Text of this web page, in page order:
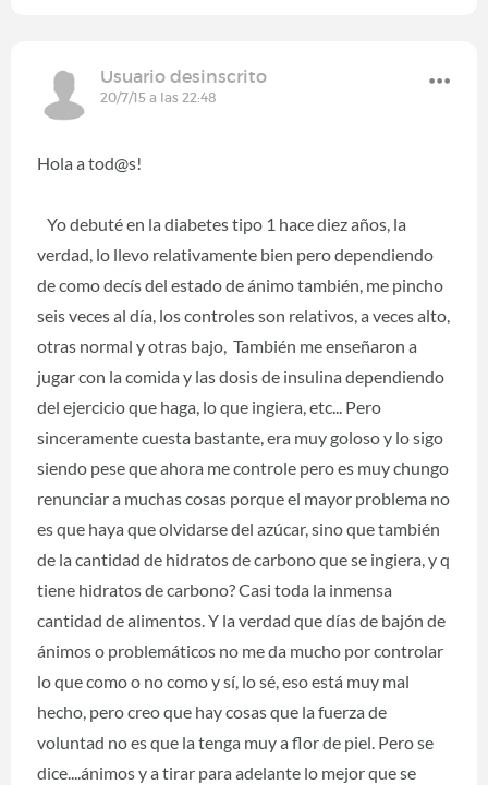
Usuario desinscrito
20/7/15 a las 22:48
Hola a tod@s!
Yo debuté en la diabetes tipo 1 hace diez años, la
verdad, lo llevo relativamente bien pero dependiendo
de como decís del estado de ánimo también, me pincho
seis veces al día, los controles son relativos, a veces alto,
otras normal y otras bajo, También me enseñaron a
jugar con la comida y las dosis de insulina dependiendo
del ejercicio que haga, lo que ingiera, etc... Pero
sinceramente cuesta bastante, era muy goloso y lo sigo
siendo pese que ahora me controle pero es muy chungo
renunciar a muchas cosas porque el mayor problema no
es que haya que olvidarse del azúcar, sino que también
de la cantidad de hidratos de carbono que se ingiera, y q
tiene hidratos de carbono? Casi toda la inmensa
cantidad de alimentos. Y la verdad que días de bajón de
ánimos o problemáticos no me da mucho por controlar
lo que como o no como y sí, lo sé, eso está muy mal
hecho, pero creo que hay cosas que la fuerza de
voluntad no es que la tenga muy a flor de piel. Pero se
dice....ánimos y a tirar para adelante lo mejor que se